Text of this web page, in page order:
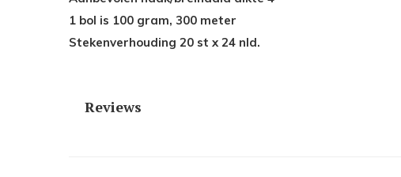
1 bol is 100 gram, 300 meter
Stekenverhouding 20 st x 24 nld.
Reviews